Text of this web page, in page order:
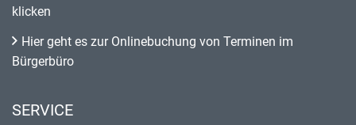
klicken
Hier geht es zur Onlinebuchung von Terminen im
Bürgerbüro
SERVICE